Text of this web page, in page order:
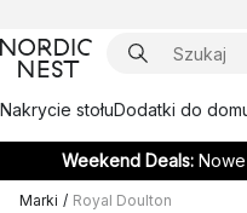
Nakrycie stołuDodatki do
Weekend Deals:
Marki / Royal Doulton